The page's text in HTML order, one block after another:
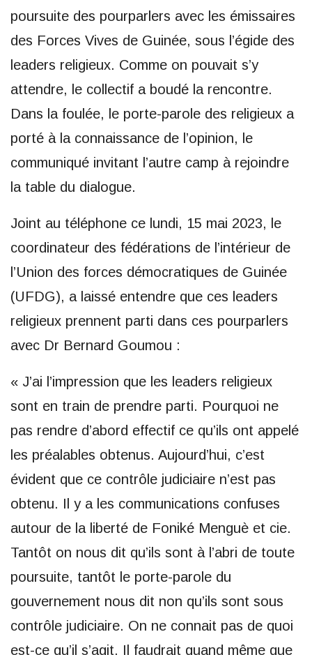
poursuite des pourparlers avec les émissaires
des Forces Vives de Guinée, sous l’égide des
leaders religieux. Comme on pouvait s’y
attendre, le collectif a boudé la rencontre.
Dans la foulée, le porte-parole des religieux a
porté à la connaissance de l’opinion, le
communiqué invitant l’autre camp à rejoindre
la table du dialogue.
Joint au téléphone ce lundi, 15 mai 2023, le
coordinateur des fédérations de l’intérieur de
l’Union des forces démocratiques de Guinée
(UFDG), a laissé entendre que ces leaders
religieux prennent parti dans ces pourparlers
avec Dr Bernard Goumou :
« J’ai l’impression que les leaders religieux
sont en train de prendre parti. Pourquoi ne
pas rendre d’abord effectif ce qu’ils ont appelé
les préalables obtenus. Aujourd’hui, c’est
évident que ce contrôle judiciaire n’est pas
obtenu. Il y a les communications confuses
autour de la liberté de Foniké Menguè et cie.
Tantôt on nous dit qu’ils sont à l’abri de toute
poursuite, tantôt le porte-parole du
gouvernement nous dit non qu’ils sont sous
contrôle judiciaire. On ne connait pas de quoi
est-ce qu’il s’agit. Il faudrait quand même que